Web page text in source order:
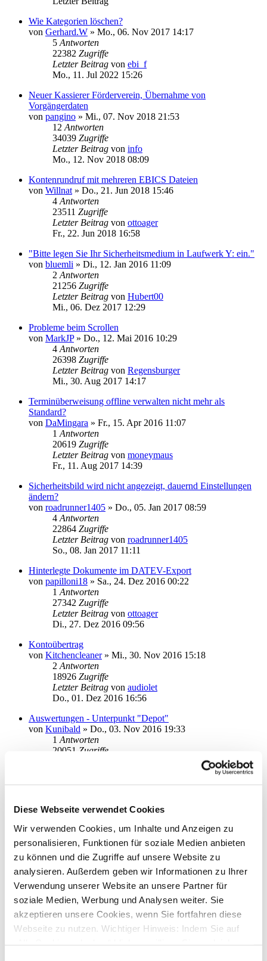
Diese Webseite verwendet Cookies
Wir verwenden Cookies, um Inhalte und Anzeigen zu
personalisieren, Funktionen für soziale Medien anbieten
zu können und die Zugriffe auf unsere Website zu
analysieren. Außerdem geben wir Informationen zu Ihrer
Verwendung unserer Website an unsere Partner für
soziale Medien, Werbung und Analysen weiter. Sie
akzeptieren unsere Cookies, wenn Sie fortfahren diese
Webseite zu nutzen. Wichtiger Hinweis: Indem Sie auf
Wie Kategorien löschen?
von Gerhard.W » Mo., 06. Nov 2017 14:17
5 Antworten
22382 Zugriffe
Letzter Beitrag von ebi_f
Mo., 11. Jul 2022 15:26
Neuer Kassierer Förderverein, Übernahme von
Vorgängerdaten
von pangino » Mi., 07. Nov 2018 21:53
12 Antworten
34039 Zugriffe
Letzter Beitrag von info
Mo., 12. Nov 2018 08:09
Kontenrundruf mit mehreren EBICS Dateien
von Willnat » Do., 21. Jun 2018 15:46
4 Antworten
23511 Zugriffe
Letzter Beitrag von ottoager
Fr., 22. Jun 2018 16:58
"Bitte legen Sie Ihr Sicherheitsmedium in Laufwerk Y: ein."
von bluemli » Di., 12. Jan 2016 11:09
2 Antworten
21256 Zugriffe
Letzter Beitrag von Hubert00
Mi., 06. Dez 2017 12:29
Probleme beim Scrollen
von MarkJP» Do., 12. Mai 2016 10:29
4 Antworten
26398 Zugriffe
Letzter Beitrag von Regensburger
Mi., 30. Aug 2017 14:17
Terminüberweisung offline verwalten nicht mehr als
Standard?
von DaMingara » Fr., 15. Apr 2016 11:07
1 Antworten
20619 Zugriffe
Letzter Beitrag von moneymaus
Fr., 11. Aug 2017 14:39
Sicherheitsbild wird nicht angezeigt, dauernd Einstellungen
ändern?
von roadrunner1405 » Do., 05. Jan 2017 08:59
4 Antworten
22864 Zugriffe
Letzter Beitrag von roadrunner1405
So., 08. Jan 2017 11:11
Hinterlegte Dokumente im DATEV-Export
von papilloni18 » Sa., 24. Dez 2016 00:22
1 Antworten
27342 Zugriffe
Letzter Beitrag von ottoager
Di., 27. Dez 2016 09:56
Kontoübertrag
von Kitchencleaner» Mi., 30. Nov 2016 15:18
2 Antworten
18926 Zugriffe
Letzter Beitrag von audiolet
Do., 01. Dez 2016 16:56
Auswertungen - Unterpunkt "Depot"
von Kunibald » Do., 03. Nov 2016 19:33
1 Antworten
20051 Zugriffe
2Antworten
24072 Zugriffe
Letzter Beitragvonkasy
Di., 08. Mär 2016 10:34
Export der Adressdatei mit IBAN und BIC
vontnohol »Mi., 16. Dez 2015 14:11
0Antworten
19484 Zugriffe
Letzter Beitrag
von
Mi., 16. Dez 2015 14:11